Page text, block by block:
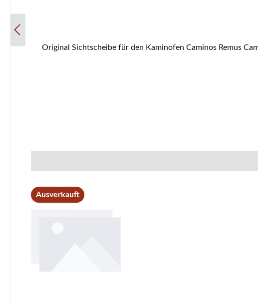
Original Sichtscheibe für den Kaminofen Caminos Remus Caminos Remus Sichtscheibe Eckdaten: Glaskeramik, Glas Maße (B/L/H) 305 mm x 305 mm x 4 mm Form flach
Ausverkauft